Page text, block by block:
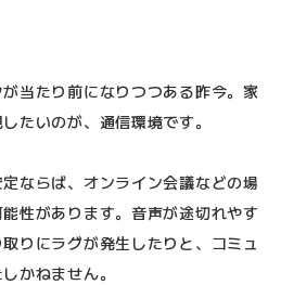
当たり前になりつつある昨今。家
たいのが、通信環境です。
ならば、オンライン会議などの場
性があります。音声が途切れやす
りにラグが発生したりと、コミュ
かねません。